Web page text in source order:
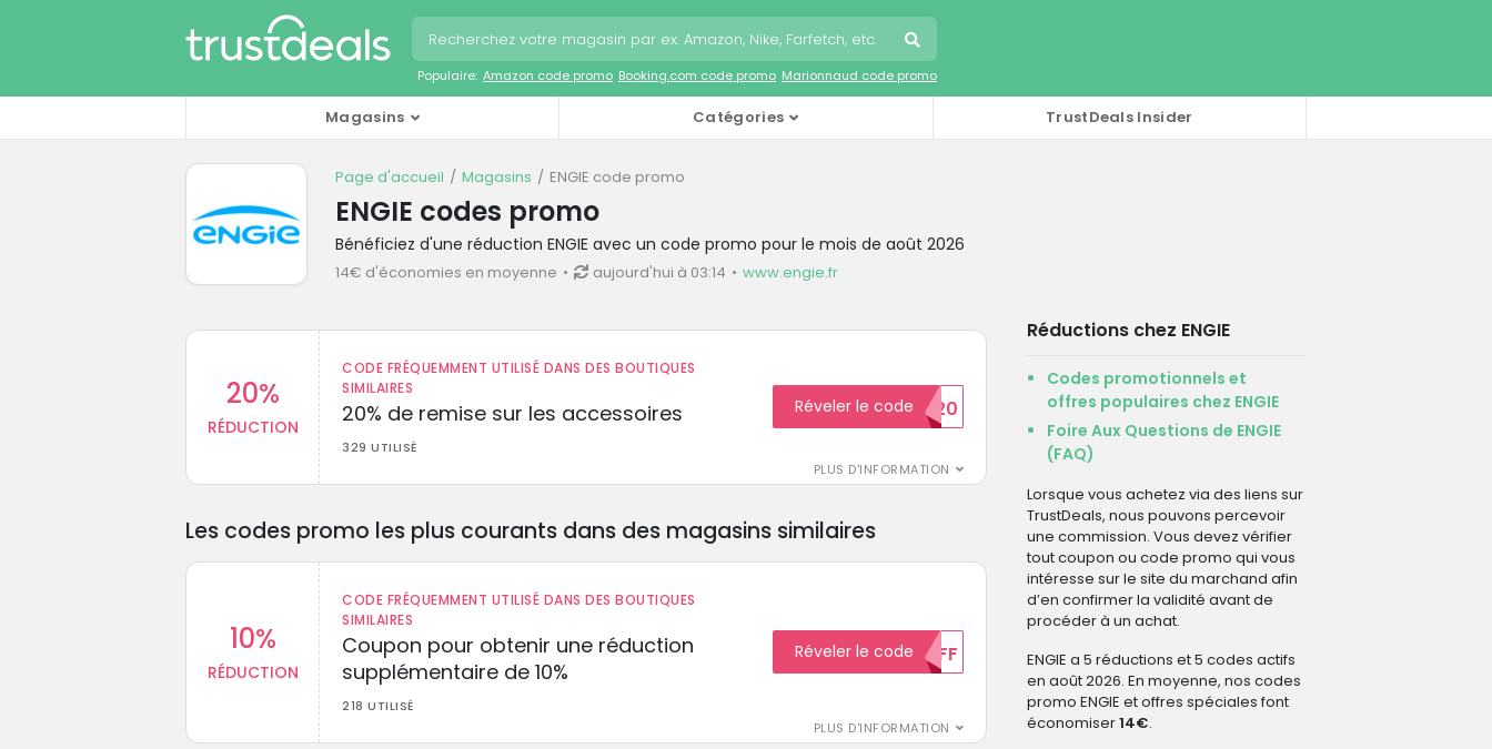
Populaire: Amazon code promo Booking.com code promo Marionnaud code promo
Magasins Catégories TrustDeals Insider
Page d'accueil Magasins ENGIE code promo
ENGIE codes promo
Bénéficiez d'une réduction ENGIE avec un code promo pour le mois de août 2026
14€ d'économies en moyenne aujourd'hui à 03:14 www.engie.fr
20%
RÉDUCTION
CODE FRÉQUEMMENT UTILISÉ DANS DES BOUTIQUES
SIMILAIRES
20% de remise sur les accessoires
329 UTILISÉ
PLUS D'INFORMATION
Réveler le code
BIENVENUE20
Les codes promo les plus courants dans des magasins similaires
10%
RÉDUCTION
CODE FRÉQUEMMENT UTILISÉ DANS DES BOUTIQUES
SIMILAIRES
Coupon pour obtenir une réduction
supplémentaire de 10%
218 UTILISÉ
PLUS D'INFORMATION
Réveler le code10%OFF
Réductions chez ENGIE
Codes promotionnels et
offres populaires chez ENGIE
Foire Aux Questions de ENGIE
(FAQ)
Lorsque vous achetez via des liens sur
TrustDeals, nous pouvons percevoir
une commission. Vous devez vérifier
tout coupon ou code promo qui vous
intéresse sur le site du marchand afin
d’en confirmer la validité avant de
procéder à un achat.
ENGIE a 5 réductions et 5 codes actifs
en août 2026. En moyenne, nos codes
promo ENGIE et offres spéciales font
économiser14€.